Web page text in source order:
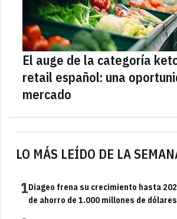
LO MÁS LEÍDO DE LA
1Diageo frena su crecimiento hasta
de ahorro de 1.000 millones de dólares
El auge de la categoría
retail español: una
mercado